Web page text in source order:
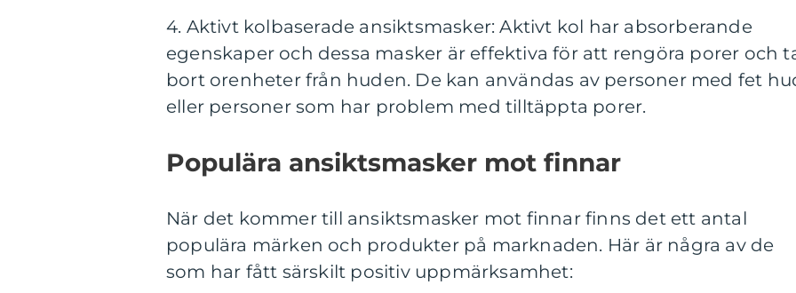
4. Aktivt kolbaserade ansiktsmasker: Aktivt kol har absorberande
egenskaper och dessa masker är effektiva för att rengöra porer och
bort orenheter från huden. De kan användas av personer med fet
eller personer som har problem med tilltäppta porer.
Populära ansiktsmasker mot finnar
När det kommer till ansiktsmasker mot finnar finns det ett antal
populära märken och produkter på marknaden. Här är några av de
som har fått särskilt positiv uppmärksamhet: